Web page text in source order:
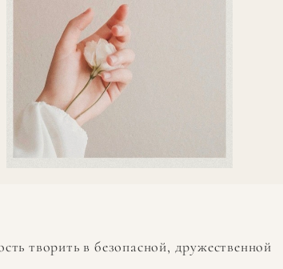
творить в безопасной, дружественной